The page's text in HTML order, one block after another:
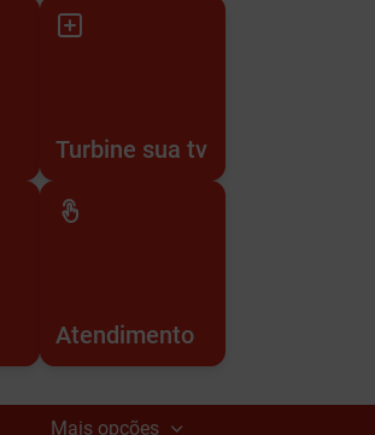
Turbine sua tv
Atendimento
Mais opções